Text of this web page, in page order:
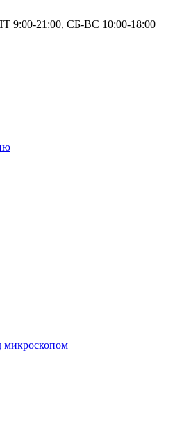
9:00-21:00, СБ-ВС 10:00-18:00
микроскопом